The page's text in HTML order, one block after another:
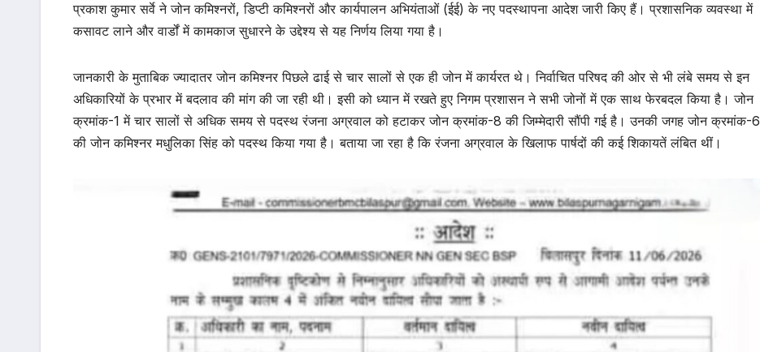
प्रकाश कुमार सर्वे ने जोन कमिश्नरों, डिप्टी कमिश्नरों और कार्यपालन अभियंताओं (ईई) के नए पदस्थापना आदेश जारी किए हैं। प्रशासनिक व्यवस्था में
कसावट लाने और वार्डों में कामकाज सुधारने के उद्देश्य से यह निर्णय लिया गया है।
जानकारी के मुताबिक ज्यादातर जोन कमिश्नर पिछले ढाई से चार सालों से एक ही जोन में कार्यरत थे। निर्वाचित परिषद की ओर से भी लंबे समय से इन
अधिकारियों के प्रभार में बदलाव की मांग की जा रही थी। इसी को ध्यान में रखते हुए निगम प्रशासन ने सभी जोनों में एक साथ फेरबदल किया है। जोन
क्रमांक-1 में चार सालों से अधिक समय से पदस्थ रंजना अग्रवाल को हटाकर जोन क्रमांक-8 की जिम्मेदारी सौंपी गई है। उनकी जगह जोन क्रमांक-6
की जोन कमिश्नर मधुलिका सिंह को पदस्थ किया गया है। बताया जा रहा है कि रंजना अग्रवाल के खिलाफ पार्षदों की कई शिकायतें लंबित थीं।